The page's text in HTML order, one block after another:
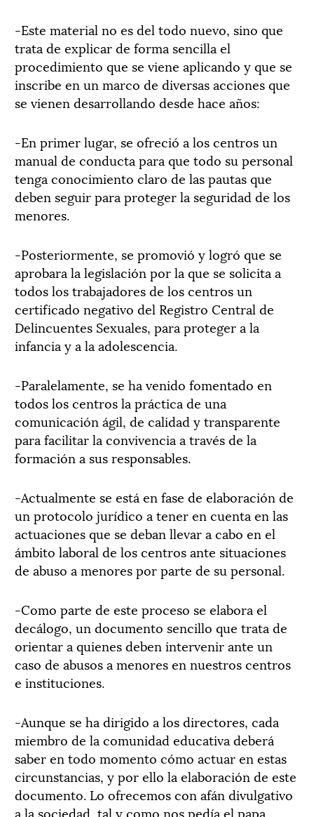
-Este material no es del todo nuevo, sino que
trata de explicar de forma sencilla el
procedimiento que se viene aplicando y que se
inscribe en un marco de diversas acciones que
se vienen desarrollando desde hace años:
-En primer lugar, se ofreció a los centros un
manual de conducta para que todo su personal
tenga conocimiento claro de las pautas que
deben seguir para proteger la seguridad de los
menores.
-Posteriormente, se promovió y logró que se
aprobara la legislación por la que se solicita a
todos los trabajadores de los centros un
certificado negativo del Registro Central de
Delincuentes Sexuales, para proteger a la
infancia y a la adolescencia.
-Paralelamente, se ha venido fomentado en
todos los centros la práctica de una
comunicación ágil, de calidad y transparente
para facilitar la convivencia a través de la
formación a sus responsables.
-Actualmente se está en fase de elaboración de
un protocolo jurídico a tener en cuenta en las
actuaciones que se deban llevar a cabo en el
ámbito laboral de los centros ante situaciones
de abuso a menores por parte de su personal.
-Como parte de este proceso se elabora el
decálogo, un documento sencillo que trata de
orientar a quienes deben intervenir ante un
caso de abusos a menores en nuestros centros
e instituciones.
-Aunque se ha dirigido a los directores, cada
miembro de la comunidad educativa deberá
saber en todo momento cómo actuar en estas
circunstancias, y por ello la elaboración de este
documento. Lo ofrecemos con afán divulgativo
a la sociedad, tal y como nos pedía el papa